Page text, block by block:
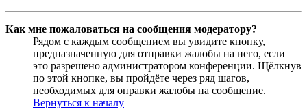
Как мне пожаловаться на сообщения модератору?
Рядом с каждым сообщением вы увидите кнопку,
предназначенную для отправки жалобы на него, если
это разрешено администратором конференции. Щёлкнув
по этой кнопке, вы пройдёте через ряд шагов,
необходимых для оправки жалобы на сообщение.
Вернуться к началу